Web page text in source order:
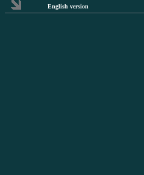
English version